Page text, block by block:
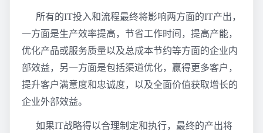
所有的IT投入和流程最终将影响两方面的IT产出，
一方面是生产效率提高，节省工作时间，提高产能，
优化产品或服务质量以及总成本节约等方面的企业内
部效益，另一方面是包括渠道优化，赢得更多客户，
提升客户满意度和忠诚度，以及全面价值获取增长的
企业外部效益。
如果IT战略得以合理制定和执行，最终的产出将